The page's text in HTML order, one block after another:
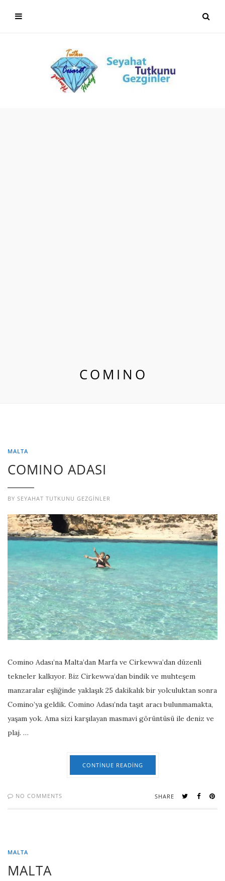
COMINO
MALTA
COMINO ADASI
BY SEYAHAT TUTKUNU GEZGINLER
Comino Adası’na Malta’dan Marfa ve Cirkewwa’dan düzenli
tekneler kalkıyor. Biz Cirkewwa’dan bindik ve muhteşem
manzaralar eşliğinde yaklaşık 25 dakikalık bir yolculuktan sonra
Comino’ya geldik. Comino Adası’nda taşıt aracı bulunmamakta,
yaşam yok. Ama sizi karşılayan masmavi görüntüsü ile deniz ve
plaj. …
CONTINUE READING
NO COMMENTS SHARE
MALTA
MALTA